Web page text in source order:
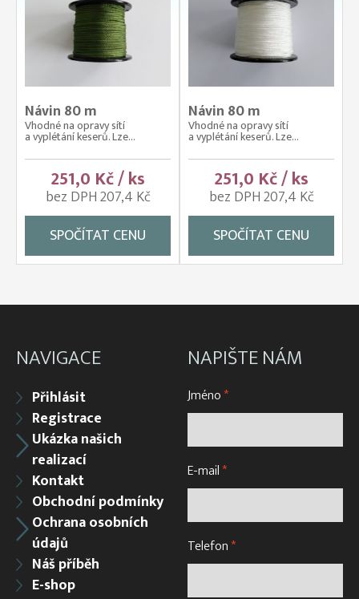
Návin 80 m
Vhodné na opravy sítí
a vyplétání keserů. Lze...
251,0 Kč / ks
bez DPH 207,4 Kč
SPOČÍTAT CENU
Návin 80 m
Vhodné na opravy sítí
a vyplétání keserů. Lze...
251,0 Kč / ks
bez DPH 207,4 Kč
SPOČÍTAT CENU
NAVIGACE
Přihlásit
Registrace
Ukázka našich
realizací
Kontakt
Obchodní podmínky
Ochrana osobních
údajů
Náš příběh
E-shop
NAPIŠTE NÁM
Jméno*
E-mail*
Telefon*